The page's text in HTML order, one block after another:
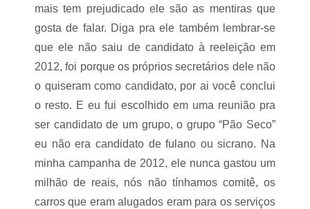
mais tem prejudicado ele são as mentiras que
gosta de falar. Diga pra ele também lembrar-se
que ele não saiu de candidato à reeleição em
2012, foi porque os próprios secretários dele não
o quiseram como candidato, por ai você conclui
o resto. E eu fui escolhido em uma reunião pra
ser candidato de um grupo, o grupo “Pão Seco”
eu não era candidato de fulano ou sicrano. Na
minha campanha de 2012, ele nunca gastou um
milhão de reais, nós não tínhamos comitê, os
carros que eram alugados eram para os serviços